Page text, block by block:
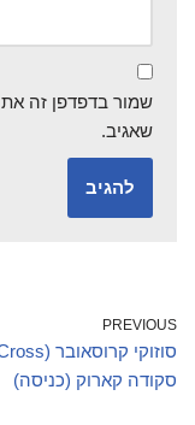
שמור בדפדפן זה
שאגיב.
PREVIOUS
סקודה קארוק (כניסה)